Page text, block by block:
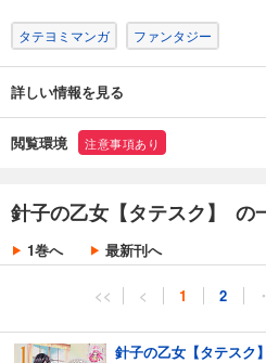
タテヨミマンガ ファンタジー
詳しい情報を見る
閲覧環境 注意事項あり
針子の乙女【タテスク】 の
1巻へ 最新刊へ
<< < 1 2 ・
針子の乙女【タテス